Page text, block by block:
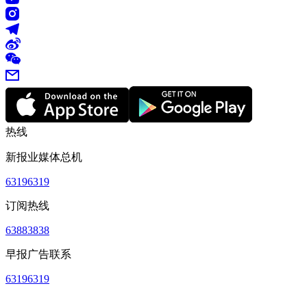
热线
新报业媒体总机
63196319
订阅热线
63883838
早报广告联系
63196319